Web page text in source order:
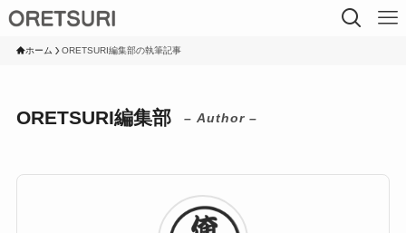
ホーム ORETSURI編集部の執筆記事
ORETSURI編集部 – Author –